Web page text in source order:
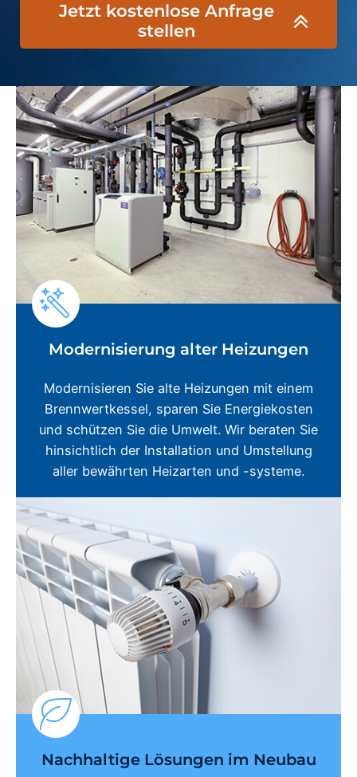
Jetzt kostenlose Anfrage
stellen
Modernisierung alter Heizungen
Modernisieren Sie alte Heizungen mit einem
Brennwertkessel, sparen Sie Energiekosten
und schützen Sie die Umwelt. Wir beraten Sie
hinsichtlich der Installation und Umstellung
aller bewährten Heizarten und -systeme.
Nachhaltige Lösungen im Neubau